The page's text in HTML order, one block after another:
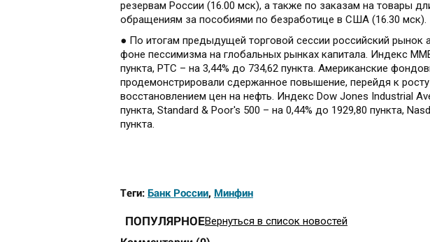
резервам России (16.00 мск), а также по заказам на товары
обращениям за пособиями по безработице в США (16.30 мск).
● По итогам предыдущей торговой сессии российский рынок
фоне пессимизма на глобальных рынках капитала. Индекс
пункта, РТС – на 3,44% до 734,62 пункта. Американские
продемонстрировали сдержанное повышение, перейдя к
восстановлением цен на нефть. Индекс Dow Jones Industrial
пункта, Standard & Poor's 500 – на 0,44% до 1929,80 пункта,
пункта.
Теги: Банк России, Минфин
ПОПУЛЯРНОЕВернуться в список новостей